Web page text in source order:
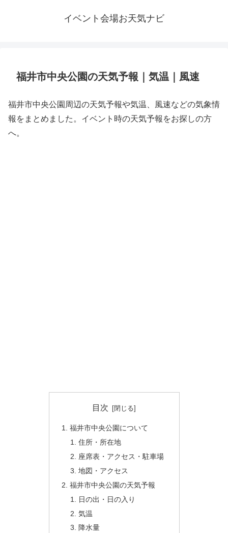
イベント会場お天気ナビ
福井市中央公園の天気予報｜気温｜風速
福井市中央公園周辺の天気予報や気温、風速などの気象情
報をまとめました。イベント時の天気予報をお探しの方
へ。
目次
福井市中央公園について
住所・所在地
座席表・アクセス・駐車場
地図・アクセス
福井市中央公園の天気予報
日の出・日の入り
気温
降水量